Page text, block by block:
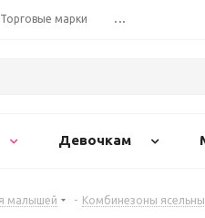
Торговые марки ...
Девочкам
малышей - Комбинезоны